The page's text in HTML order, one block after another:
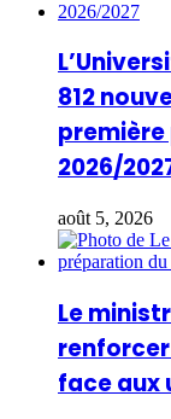
812
2026/
août 5, 2026
Le
face aux